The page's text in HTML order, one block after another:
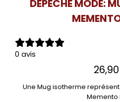
DEPECHE MODE:
0 avis
26,90
Une Mug isotherme
Memento